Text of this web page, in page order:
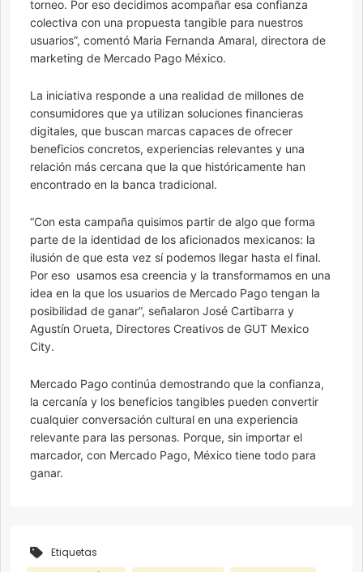
torneo. Por eso decidimos acompañar esa confianza
colectiva con una propuesta tangible para nuestros
usuarios”, comentó Maria Fernanda Amaral, directora de
marketing de Mercado Pago México.
La iniciativa responde a una realidad de millones de
consumidores que ya utilizan soluciones financieras
digitales, que buscan marcas capaces de ofrecer
beneficios concretos, experiencias relevantes y una
relación más cercana que la que históricamente han
encontrado en la banca tradicional.
“Con esta campaña quisimos partir de algo que forma
parte de la identidad de los aficionados mexicanos: la
ilusión de que esta vez sí podemos llegar hasta el final.
Por eso usamos esa creencia y la transformamos en una
idea en la que los usuarios de Mercado Pago tengan la
posibilidad de ganar”, señalaron José Cartibarra y
Agustín Orueta, Directores Creativos de GUT Mexico
City.
Mercado Pago continúa demostrando que la confianza,
la cercanía y los beneficios tangibles pueden convertir
cualquier conversación cultural en una experiencia
relevante para las personas. Porque, sin importar el
marcador, con Mercado Pago, México tiene todo para
ganar.
Etiquetas